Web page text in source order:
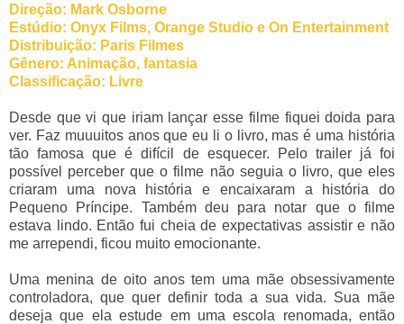
Direção: Mark Osborne
Estúdio: Onyx Films, Orange Studio e On Entertainment
Distribuição: Paris Filmes
Gênero: Animação, fantasia
Classificação: Livre
Desde que vi que iriam lançar esse filme fiquei doida para
ver. Faz muuuitos anos que eu li o livro, mas é uma história
tão famosa que é difícil de esquecer. Pelo trailer já foi
possível perceber que o filme não seguia o livro, que eles
criaram uma nova história e encaixaram a história do
Pequeno Príncipe. Também deu para notar que o filme
estava lindo. Então fui cheia de expectativas assistir e não
me arrependi, ficou muito emocionante.
Uma menina de oito anos tem uma mãe obsessivamente
controladora, que quer definir toda a sua vida. Sua mãe
deseja que ela estude em uma escola renomada, então